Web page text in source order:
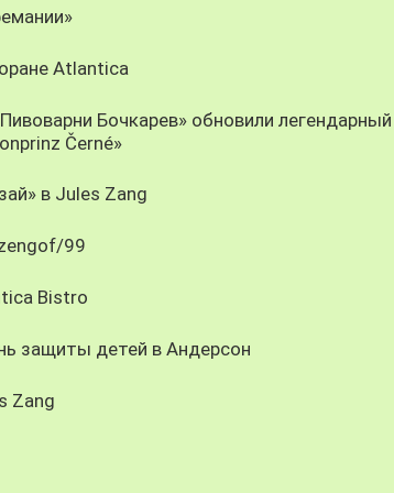
Atlantica
Бочкарев» обновили легендарный
Černé»
в Jules Zang
99
Bistro
защиты детей в Андерсон
Zang